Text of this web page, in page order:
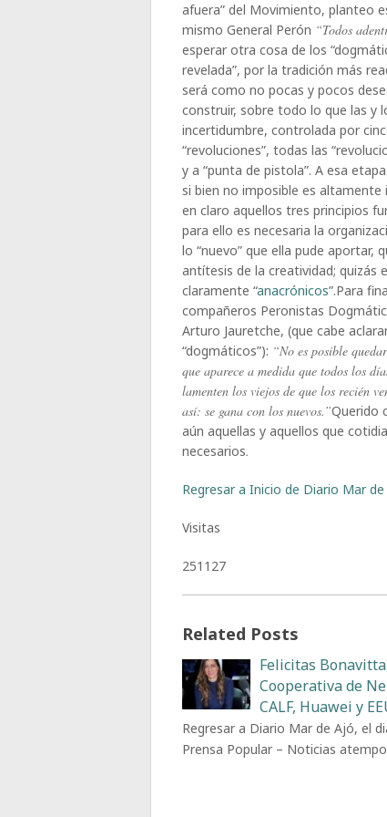
afuera” del Movimiento, planteo
mismo General Perón “Todos
esperar otra cosa de los
revelada”, por la tradición más
será como no pocas y pocos
construir, sobre todo lo que las y
incertidumbre, controlada por
“revoluciones”, todas las
y a “punta de pistola”. A esa
si bien no imposible es
en claro aquellos tres principios
para ello es necesaria la
lo “nuevo” que ella pude aportar,
antítesis de la creatividad; quizás
claramente “anacrónicos”.Para
compañeros Peronistas
Arturo Jauretche, (que cabe
“dogmáticos”): “No es posible
que aparece a medida que todos los
lamenten los viejos de que los recién
así: se gana con los nuevos.”Querido
aún aquellas y aquellos que
necesarios.
Regresar a Inicio de Diario Mar
Visitas
251127
Related Posts
Felicitas
Cooperativa de
CALF, Huawei y
Regresar a Diario Mar de Ajó, el
Prensa Popular – Noticias